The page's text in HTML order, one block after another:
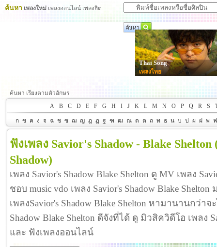
ค้นหา เพลงใหม่ เพลงออนไลน์ เพลงฮิต
Thai Song
เพลงไทย
ค้นหา เรียงตามตัวอักษร
A
B C D E F G H I J K L M N O P Q R S
ก ข ค ง จ ฉ ช ซ ฌ ญ ฎ ฏ ฐ ฑ ฒ ณ ด ต ถ ท ธ น บ ป ผ ฝ พ ฟ
ฟังเพลง Savior's Shadow - Blake Shelton
Shadow)
เพลง Savior's Shadow Blake Shelton ดู MV เพลง
ชอบ music vdo เพลง Savior's Shadow Blake
เพลงSavior's Shadow Blake Shelton หามานานกว่าจ
Shadow Blake Shelton ดีจังที่ได้ ดู มิวสิควิดีโอ เพลง
และ ฟังเพลงออนไลน์